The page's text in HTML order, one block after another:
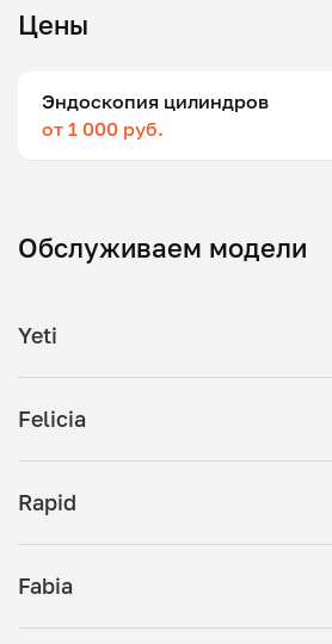
Цены
Эндоскопия цилиндров
от 1 000 руб.
Обслуживаем модели
Yeti
Felicia
Rapid
Fabia